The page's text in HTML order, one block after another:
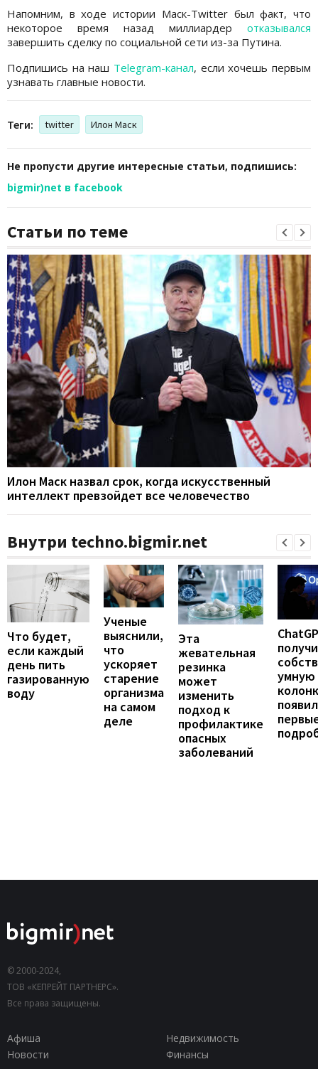
Напомним, в ходе истории Маск-Twitter был факт, что
некоторое время назад миллиардер отказывался
завершить сделку по социальной сети из-за Путина.
Подпишись на наш Telegram-канал, если хочешь первым
узнавать главные новости.
Теги: twitter Илон Маск
Не пропусти другие интересные статьи, подпишись:
bigmir)net в facebook
Статьи по теме
Илон Маск назвал срок, когда искусственный
интеллект превзойдет все человечество
Внутри techno.bigmir.net
Что будет,
если каждый
день пить
газированную
воду
Ученые
выяснили,
что
ускоряет
старение
организма
на самом
деле
Эта
жевательная
резинка
может
изменить
подход к
профилактике
опасных
заболеваний
умную
© 2000-2024,
ТОВ «КЕПРЕЙТ ПАРТНЕРС».
Все права защищены.
Афиша
Недвижимость
Новости
Финансы